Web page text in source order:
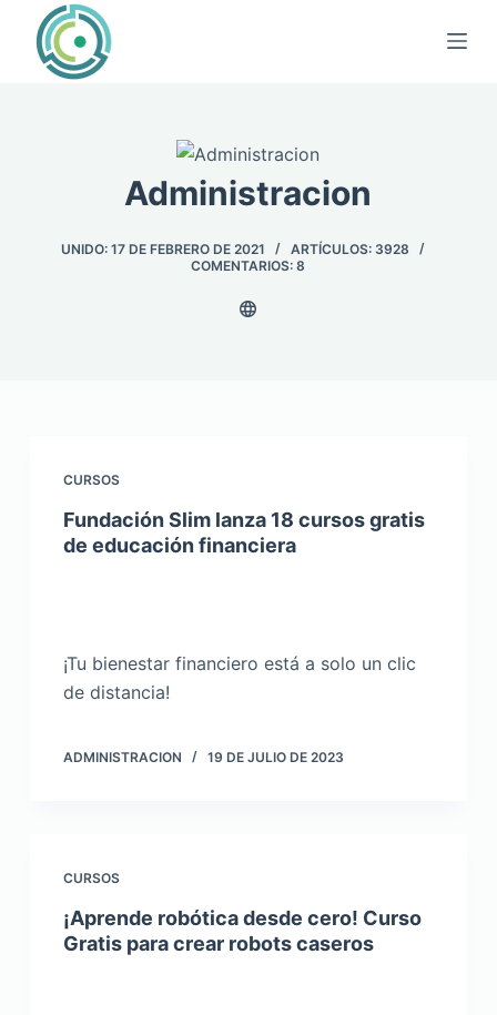
Saltar
contenido
Administracion
UNIDO: 17 DE FEBRERO DE 2021
ARTÍCULOS: 3928
COMENTARIOS: 8
CURSOS
Fundación Slim lanza 18 cursos gratis
de educación financiera
¡Tu bienestar financiero está a solo un clic
de distancia!
ADMINISTRACION 19 DE JULIO DE 2023
CURSOS
¡Aprende robótica desde cero! Curso
Gratis para crear robots caseros